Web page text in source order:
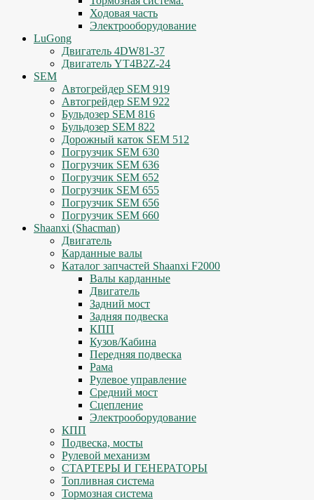
Ходовая часть
Электрооборудование
LuGong
Двигатель 4DW81-37
Двигатель YT4B2Z-24
SEM
Автогрейдер SEM 919
Автогрейдер SEM 922
Бульдозер SEM 816
Бульдозер SEM 822
Дорожный каток SEM 512
Погрузчик SEM 630
Погрузчик SEM 636
Погрузчик SEM 652
Погрузчик SEM 655
Погрузчик SEM 656
Погрузчик SEM 660
Shaanxi (Shacman)
Двигатель
Карданные валы
Каталог запчастей Shaanxi F2000
Валы карданные
Двигатель
Задний мост
Задняя подвеска
КПП
Кузов/Кабина
Передняя подвеска
Рама
Рулевое управление
Средний мост
Сцепление
Электрооборудование
КПП
Подвеска, мосты
Рулевой механизм
СТАРТЕРЫ И ГЕНЕРАТОРЫ
Топливная система
Тормозная система